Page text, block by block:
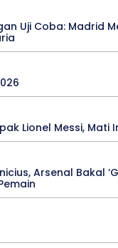
Uji Coba: Madrid
Lionel Messi, Mati
Arsenal Bakal